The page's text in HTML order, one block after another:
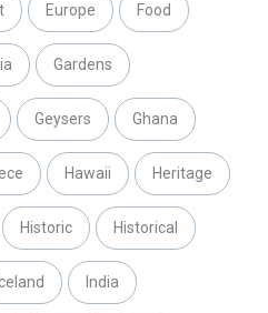
Europe Food
Gardens
Geysers Ghana
Hawaii Heritage
Historic Historical
Iceland India